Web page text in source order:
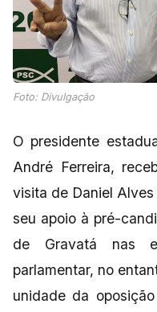
Foto: Divulgação
O presidente
André Ferreira,
visita de Daniel
seu apoio à pré-
de Gravatá nas
parlamentar, no
unidade da